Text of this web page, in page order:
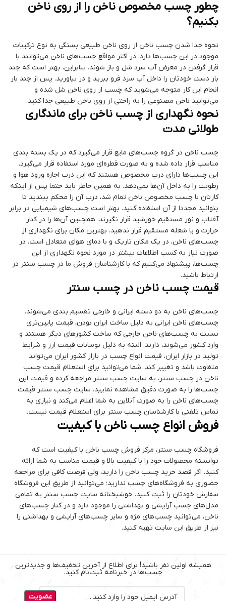
چطور چسب مخصوص ناخن را از روی ناخن
بکنیم؟
نحوه جدا شدن چسب ناخن از روی ناخن طبیعی بستگی به نوع ترکیبات
موجود در این چسب‌ها دارد. در اکثر مواقع چسب‌های ناخن می‌توانند با
قرار گرفتن در معرض آب سرد شل و باز شوند. بنابراین، بهتر است که چند
بار دست خودتان را داخل آب سرد فرو ببرید و در بیاورید. پس از چند بار
انجام این کار متوجه می‌شوید که چسب از روی ناخن شل شده و
می‌توانید ناخن مصنوعی را به راحتی از روی ناخن طبیعی جدا کنید.
نحوه نگهداری از چسب ناخن برای ماندگاری
طولانی مدت
چسب ناخن در گروه چسب‌های مایع قرار می‌گیرد که در یک بسته بندی
مناسب قرار داده شده و به صورت قطره‌ای مورد استفاده قرار می‌گیرد.
این چسب‌ها دارای درب مخصوص هستند که این درب اجازه ورود هوا و
رطوبت را به داخل آن‌ها نمی‌دهد. به همین خاطر باید حتما پس از اینکه
کارتان با چسب مخصوص ناخن تمام شد، درب آن را محکم ببندید تا
بتوانید مجددا از آن استفاده کنید. بهتر است چسب‌های شیمیایی در برابر
آفتاب و نور مستقیم خورشید قرار نگیرند. همچنین آن‌ها را در کنار
حرارت و یا شعله مستقیم قرار ندهید. بهترین مکان برای نگهداری از
چسب‌های ناخن، در یک مکان تاریک و با دمای هوای متعادل است. در
صورت نیاز به کسب اطلاعات بیشتر در مورد نحوه نگهداری از این
چسب‌ها، پیشنهاد می‌کنیم که با کارشناسان فروش ما در چسب سنتر در
ارتباط باشید.
قیمت چسب ناخن در چسب سنتر
چسب‌های ناخن به دو دسته ایرانی و خارجی تقسیم بندی می‌شوند.
چسب‌های ناخن ایرانی به دلیل ساخت ایران بودن، قیمت پایین‌تری
نسبت به چسب‌های ناخن خارجی که ساخت کشورهای دیگر هستند و
وارد کشور می‌شوند، دارند. البته به دلیل نوسانات قیمت ارز و شرایط
تولید در بازار ایران، قیمت انواع چسب در بازار کشور ایران می‌تواند
متفاوت باشد و تغییر کند. شما می‌توانید برای استعلام قیمت چسب
ناخن در چسب سنتر، به سایت چسب سنتر مراجعه کرده و قیمت این
چسب‌ها را به صورت دقیق مشاهده نمایید. سایت چسب سنتر قیمت
چسب‌های ناخن را به صورت آنلاین به شما اعلام می‌کند و نیازی به
تماس تلفنی با کارشناسان چسب سنتر برای استعلام قیمت نیست.
فروش انواع چسب ناخن با کیفیت
فروشگاه چسب سنتر، مرکز فروش چسب ناخن با کیفیت است که
توانسته محصولات خود را با کیفیت بالا و قیمت مناسب به شما ارائه
کنید. اگر قصد خرید چسب ناخن را دارید، ولی فرصت کافی برای مراجعه
حضوری به فروشگاه‌های چسب ندارید؛ می‌توانید از طریق این فروشگاه
سفارش خودتان را ثبت کنید. خوشبختانه سایت چسب سنتر به تمامی
مدل‌های چسب آرایشی و بهداشتی را موجود دارد و در کنار چسب‌های
ناخن، می‌توانید چسب‌های مژه و سایر چسب‌های آرایشی و بهداشتی را
نیز از طریق این سایت تهیه کنید.
همیشه اولین نفر باشید! برای اطلاع از آخرین تخفیف‌ها و جدیدترین
چسب‌ها در خبرنامه ثبت‌نام کنید.